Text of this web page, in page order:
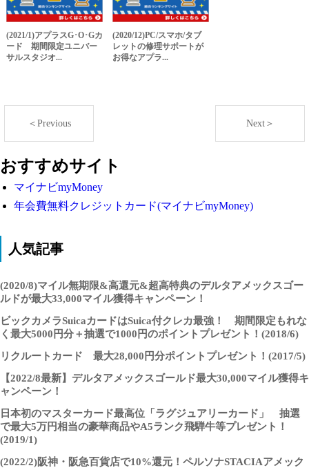
(2021/1)アプラスG･O･Gカ
ード 期間限定ユニバー
サルスタジオ...
(2020/12)PC/スマホ/タブ
レットの修理サポートが
お得なアプラ...
＜Previous Next＞
おすすめサイト
マイナビmyMoney
年会費無料クレジットカード(マイナビmyMoney)
人気記事
(2020/8)マイル無期限&高還元&超高特典のデルタアメックスゴー
ルドが最大33,000マイル獲得キャンペーン！
ビックカメラSuicaカードはSuica付クレカ最強！ 期間限定もれな
く最大5000円分＋抽選で1000円のポイントプレゼント！(2018/6)
リクルートカード 最大28,000円分ポイントプレゼント！(2017/5)
【2022/8最新】デルタアメックスゴールド最大30,000マイル獲得キ
ャンペーン！
日本初のマスターカード最高位「ラグジュアリーカード」 抽選
で最大5万円相当の豪華商品やA5ランク飛騨牛等プレゼント！
(2019/1)
(2022/2)阪神・阪急百貨店で10%還元！ペルソナSTACIAアメック